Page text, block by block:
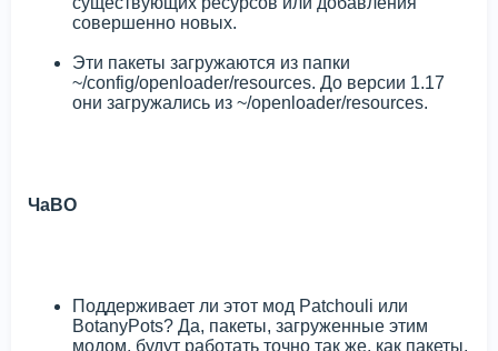
совершенно новых.
Эти пакеты загружаются из папки
~/config/openloader/resources. До версии 1.17
они загружались из ~/openloader/resources.
ЧаВО
Поддерживает ли этот мод Patchouli или
BotanyPots? Да, пакеты, загруженные этим
модом, будут работать точно так же, как пакеты,